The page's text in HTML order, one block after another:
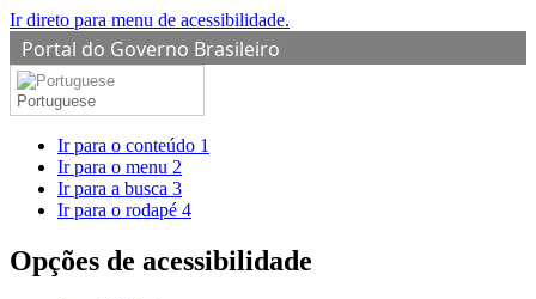
Ir direto para menu de acessibilidade.
Portal do Governo Brasileiro
Portuguese
Ir para o conteúdo 1
Ir para o menu 2
Ir para a busca 3
Ir para o rodapé 4
Opções de acessibilidade